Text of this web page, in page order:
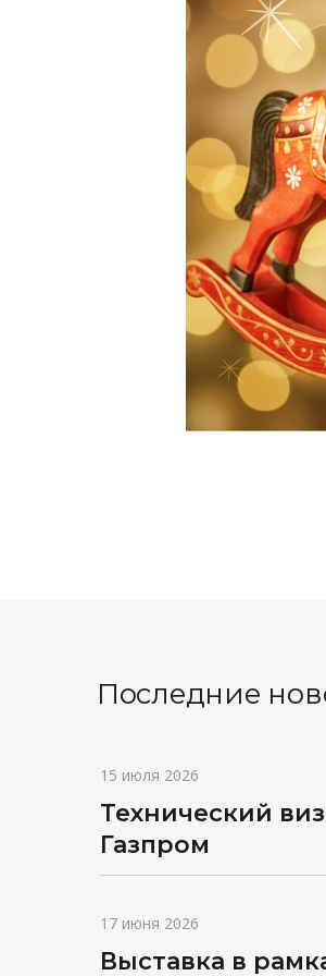
Последние
15 июля 2026
Технический
Газпром
17 июня 2026
Выставка в